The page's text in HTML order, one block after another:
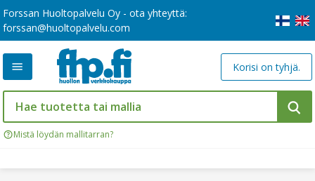
Forssan Huoltopalvelu Oy - ota yhteyttä:
forssan@huoltopalvelu.com
Mistä löydän mallitarran?
Korisi on tyhjä.